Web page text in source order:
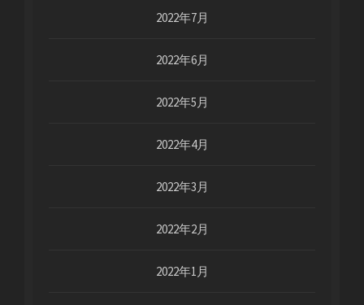
2022年7月
2022年6月
2022年5月
2022年4月
2022年3月
2022年2月
2022年1月